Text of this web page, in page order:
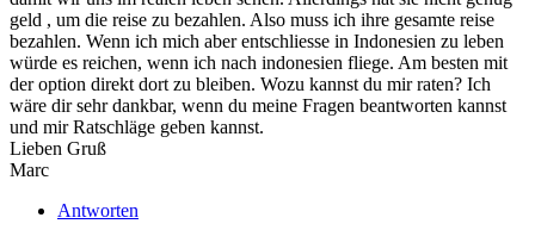
geld , um die reise zu bezahlen. Also muss ich ihre gesamte reise
bezahlen. Wenn ich mich aber entschliesse in Indonesien zu leben
würde es reichen, wenn ich nach indonesien fliege. Am besten mit
der option direkt dort zu bleiben. Wozu kannst du mir raten? Ich
wäre dir sehr dankbar, wenn du meine Fragen beantworten kannst
und mir Ratschläge geben kannst.
Lieben Gruß
Marc
Antworten